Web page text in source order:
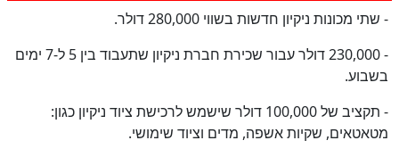
- שתי מכונות ניקיון חדשות בשווי 280,000 דולר.
- 230,000 דולר עבור שכירת חברת ניקיון שתעבוד בין 5 ל-7 ימים
בשבוע.
- תקציב של 100,000 דולר שישמש לרכישת ציוד ניקיון כגון:
מטאטאים, שקיות אשפה, מדים וציוד שימושי.